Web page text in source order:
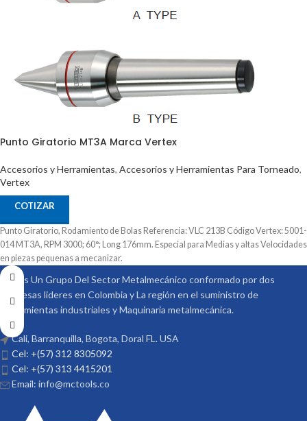
Punto Giratorio MT3A Marca Vertex
Accesorios y Herramientas, Accesorios y Herramientas Para Torneado,
Vertex
COTIZAR
Punto Giratorio, Rodamiento de Bolas Referencia: VLC 213B Código Vertex: 5001-
014 MT3A, RPM 3000; 60°; Long 176mm. Especial para Medias y altas Velocidades
en piezas pequenas a mecanizar.
Somos Un Grupo Del Sector Metalmecánico conformado por dos
empresas lideres en Colombia y La región en el suministro de
Herramientas industriales y Maquinaria metalmecánica.
Cali, Barranquilla, Bogota, Doral FL. USA
Cel: +(57) 312 8305092
Cel: +(57) 313 4415201
Email: info@mctools.co